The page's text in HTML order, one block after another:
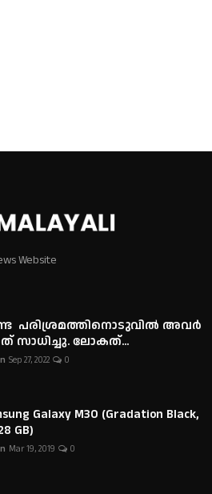
Website
പരിശ്രമത്തിനൊടുവിൽ അവർ
സാധിച്ചു. ലോകത്...
Sep 27, 2022 0
Galaxy M30 (Gradation Black,
GB)
Mar 19, 2019 0